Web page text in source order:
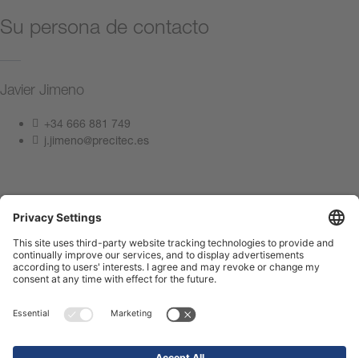
Su persona de contacto
Javier Jimeno
+34 666 881 749
j.jimeno@precitec.es
Pie de imprenta
Centro de Cumplimiento